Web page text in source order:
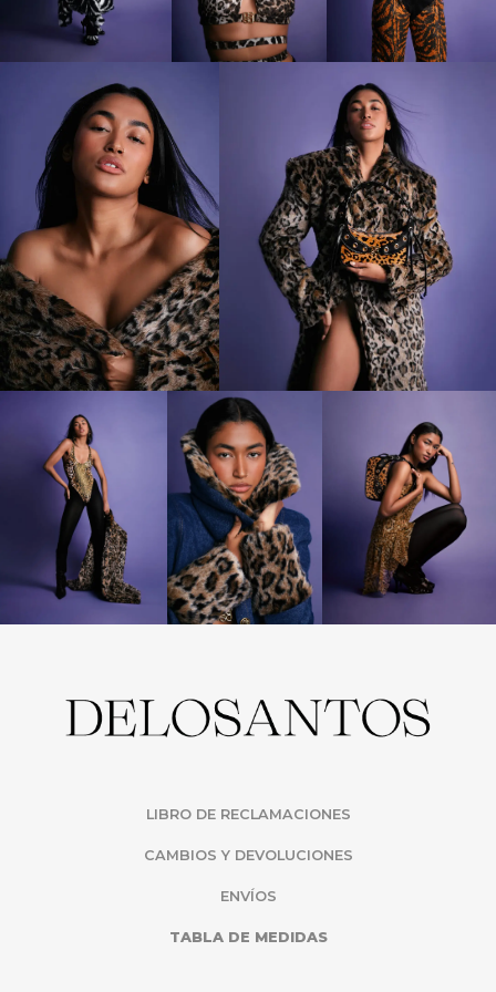
LIBRO DE RECLAMACIONES
CAMBIOS Y DEVOLUCIONES
ENVÍOS
TABLA DE MEDIDAS